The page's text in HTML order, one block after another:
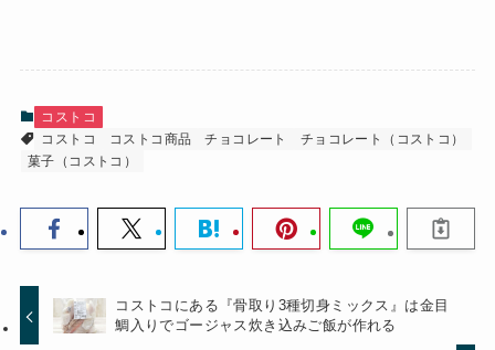
コストコ
コストコ
コストコ商品 チョコレート
チョコレート（コストコ）
菓子（コストコ）
コストコにある『骨取り3種切身ミックス』は金目
鯛入りでゴージャス炊き込みご飯が作れる